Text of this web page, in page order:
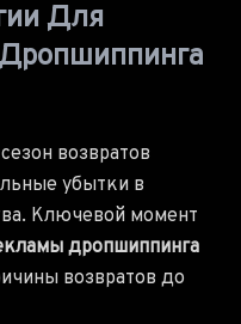
Для
возвратов
убытки в
Ключевой момент
дропшиппинга
возвратов до